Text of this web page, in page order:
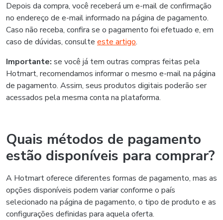
Depois da compra, você receberá um e-mail de confirmação
no endereço de e-mail informado na página de pagamento.
Caso não receba, confira se o pagamento foi efetuado e, em
caso de dúvidas, consulte este artigo.
Importante: se você já tem outras compras feitas pela
Hotmart, recomendamos informar o mesmo e-mail na página
de pagamento. Assim, seus produtos digitais poderão ser
acessados pela mesma conta na plataforma.
Quais métodos de pagamento
estão disponíveis para comprar?
A Hotmart oferece diferentes formas de pagamento, mas as
opções disponíveis podem variar conforme o país
selecionado na página de pagamento, o tipo de produto e as
configurações definidas para aquela oferta.